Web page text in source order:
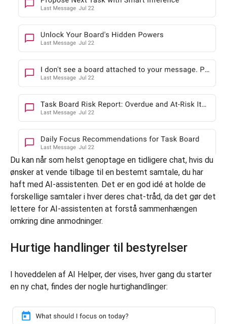
Du kan når som helst genoptage en tidligere chat, hvis du
ønsker at vende tilbage til en bestemt samtale, du har
haft med AI-assistenten. Det er en god idé at holde de
forskellige samtaler i hver deres chat-tråd, da det gør det
lettere for AI-assistenten at forstå sammenhængen
omkring dine anmodninger.
Hurtige handlinger til bestyrelser
I hoveddelen af AI Helper, der vises, hver gang du starter
en ny chat, findes der nogle hurtighandlinger: